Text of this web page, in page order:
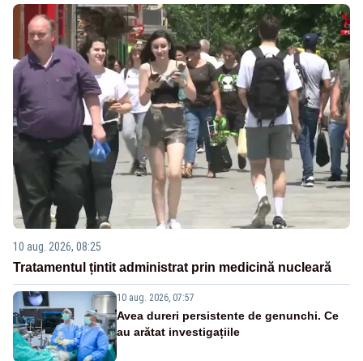
10 aug. 2026, 08:25
Tratamentul țintit administrat prin medicină nucleară
10 aug. 2026, 07:57
Avea dureri persistente de genunchi. Ce
au arătat investigațiile